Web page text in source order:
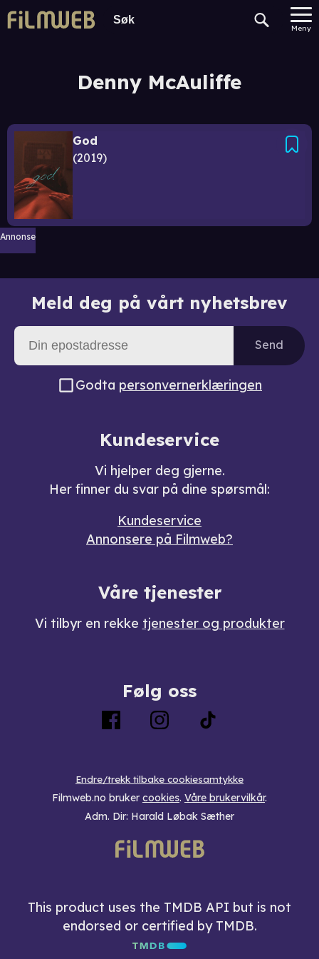
Meny
Denny McAuliffe
God
2019
Annonse
Meld deg på vårt nyhetsbrev
Send
Godta personvernerklæringen
Kundeservice
Vi hjelper deg gjerne.
Her finner du svar på dine spørsmål:
Kundeservice
Annonsere på Filmweb?
Våre tjenester
Vi tilbyr en rekke tjenester og produkter
Følg oss
Endre/trekk tilbake cookiesamtykke
Filmweb.no bruker cookies. Våre brukervilkår.
Adm. Dir: Harald Løbak Sæther
This product uses the TMDB API but is not
endorsed or certified by TMDB.